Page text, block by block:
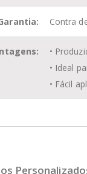
Contra
•
• Ideal
• Fácil